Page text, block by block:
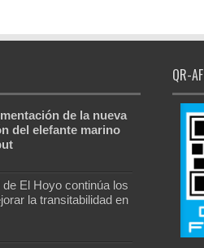
de la nueva
del elefante marino
El Hoyo continúa los
la transitabilidad en
QR-